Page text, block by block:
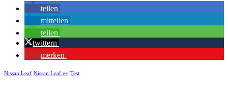
teilen
mitteilen
teilen
twittern
merken
Nissan Leaf Nissan Leaf e+ Test